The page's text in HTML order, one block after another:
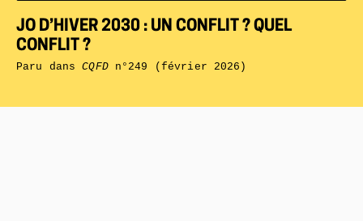
JO D’HIVER 2030 : UN CONFLIT ? QUEL
CONFLIT ?
Paru dansCQFDn°249 (février 2026)